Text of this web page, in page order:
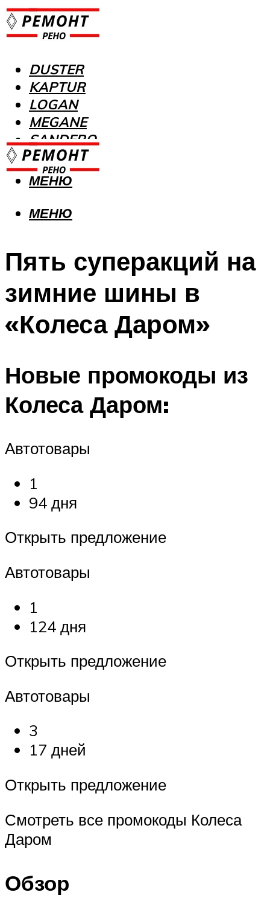
DUSTER
KAPTUR
LOGAN
MEGANE
SANDERO
МЕНЮ
МЕНЮ
Пять суперакций на
зимние шины в
«Колеса Даром»
Новые промокоды из
Колеса Даром:
Автотовары
1
94 дня
Открыть предложение
Автотовары
1
124 дня
Открыть предложение
Автотовары
3
17 дней
Открыть предложение
Смотреть все промокоды Колеса
Даром
Обзор